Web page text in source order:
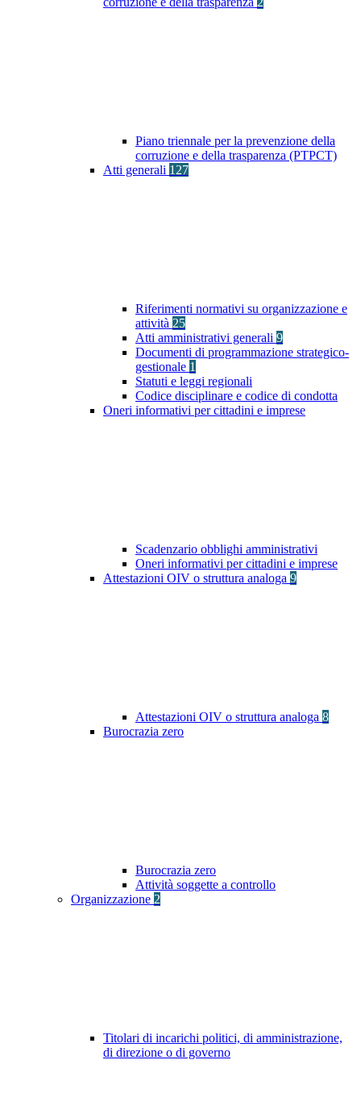
Piano triennale per la prevenzione della
corruzione e della trasparenza (PTPCT)
Atti generali 127
Riferimenti normativi su organizzazione e
attività 25
Atti amministrativi generali 9
Documenti di programmazione strategico-
gestionale 1
Statuti e leggi regionali
Codice disciplinare e codice di condotta
Oneri informativi per cittadini e imprese
Scadenzario obblighi amministrativi
Oneri informativi per cittadini e imprese
Attestazioni OIV o struttura analoga 9
Attestazioni OIV o struttura analoga 8
Burocrazia zero
Burocrazia zero
Attività soggette a controllo
Organizzazione 2
Titolari di incarichi politici, di amministrazione,
di direzione o di governo